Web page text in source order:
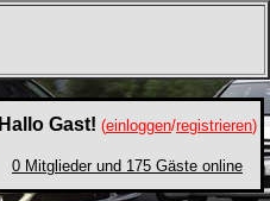
Hallo Gast! (einloggen/registrieren)
0 Mitglieder und 175 Gäste online